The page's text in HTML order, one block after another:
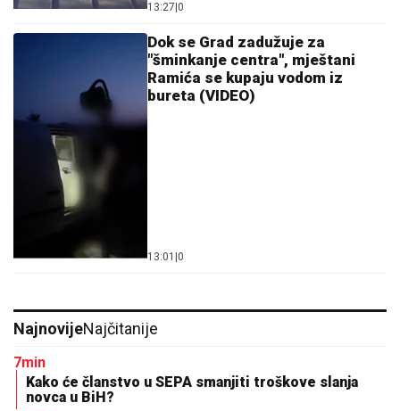
13:27 0
Dok se Grad zadužuje za
"šminkanje centra", mještani
Ramića se kupaju vodom iz
bureta (VIDEO)
13:01 0
NajnovijeNajčitanije
7min
Kako će članstvo u SEPA smanjiti troškove slanja
novca u BiH?